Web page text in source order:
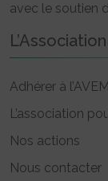
avec le soutien
L’Association
Adhérer à l’AVEM
L’association
Nos actions
Nous contacter